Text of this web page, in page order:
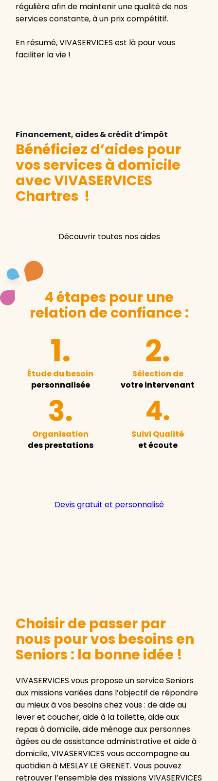
régulière afin de maintenir une qualité de nos
services constante, à un prix compétitif.
En résumé, VIVASERVICES est là pour vous
faciliter la vie !
Financement, aides & crédit d’impôt
Bénéficiez d’aides pour
vos services à domicile
avec VIVASERVICES
Chartres !
Découvrir toutes nos aides
4 étapes pour une
relation de confiance :
Étude du besoin
personnalisée
Sélection de
votre intervenant
Organisation
des prestations
Suivi Qualité
et écoute
Devis gratuit et personnalisé
Choisir de passer par
nous pour vos besoins en
Seniors : la bonne idée !
VIVASERVICES vous propose un service Seniors
aux missions variées dans l’objectif de répondre
au mieux à vos besoins chez vous : de aide au
lever et coucher, aide à la toilette, aide aux
repas à domicile, aide ménage aux personnes
âgées ou de assistance administrative et aide à
domicile, VIVASERVICES vous accompagne au
quotidien à MESLAY LE GRENET. Vous pouvez
retrouver l’ensemble des missions VIVASERVICES